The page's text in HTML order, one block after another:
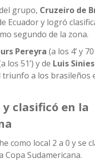
grupo, Cruzeiro de
Ecuador y logró
segundo de la zona.
Pereyra (a los 4’ y
los 51’) y de Luis
triunfo a los brasileños
clasificó en la
como local 2 a 0 y se
Copa Sudamericana.